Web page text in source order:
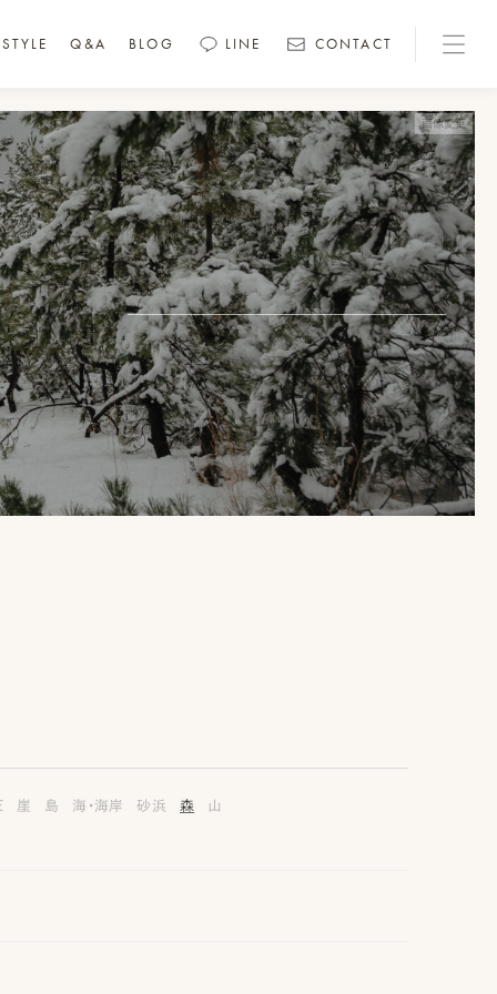
STYLE Q&A BLOG LINE CONTACT
画像変更
崖 島 海・海岸 砂浜 森 山